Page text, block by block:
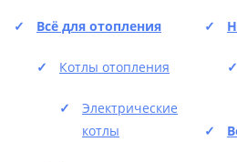
Всё для отопления
Котлы отопления
Электрические
котлы